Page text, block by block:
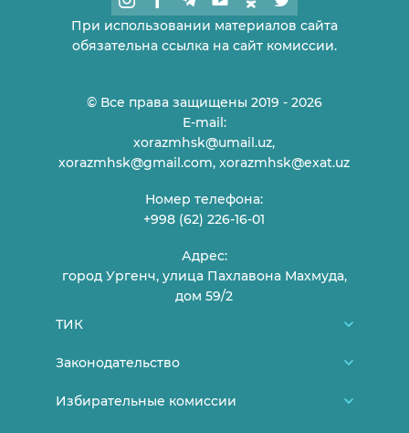
При использовании материалов сайта
обязательна ссылка на сайт комиссии.
© Все права защищены 2019 - 2026
E-mail:
xorazmhsk@umail.uz,
xorazmhsk@gmail.com, xorazmhsk@exat.uz
Номер телефона:
+998 (62) 226-16-01
Адрес:
город Ургенч, улица Пахлавона Махмуда,
дом 59/2
ТИК
О нас
Законодательство
Конституция Узбекистана
Избирательные комиссии